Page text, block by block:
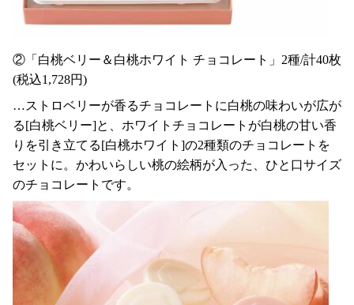
②「白桃ベリー＆白桃ホワイト チョコレート」2種/計40枚
(税込1,728円)
…ストロベリーが香るチョコレートに白桃の味わいが広が
る[白桃ベリー]と、ホワイトチョコレートが白桃の甘い香
りを引き立てる[白桃ホワイト]の2種類のチョコレートを
セットに。かわいらしい桃の絵柄が入った、ひと口サイズ
のチョコレートです。